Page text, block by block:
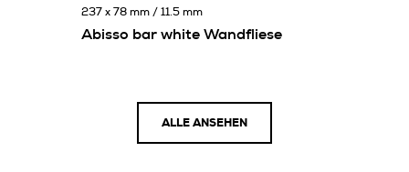
Abisso bar white Wandfliese
237 x 78 mm / 11.5 mm
ALLE ANSEHEN